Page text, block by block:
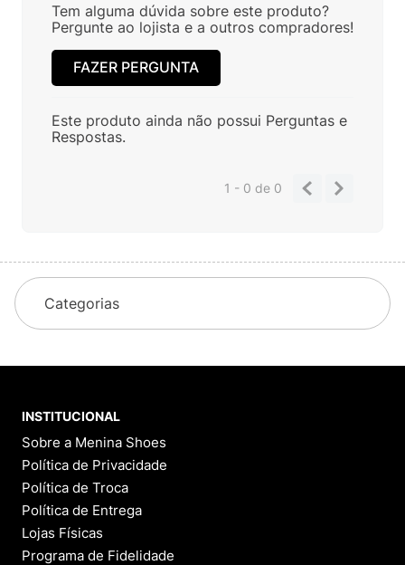
Tem alguma dúvida sobre este produto?
Pergunte ao lojista e a outros compradores!
FAZER PERGUNTA
Este produto ainda não possui Perguntas e
Respostas.
1 - 0de 0
Categorias
INSTITUCIONAL
Sobre a Menina Shoes
Política de Privacidade
Política de Troca
Política de Entrega
Lojas Físicas
Programa de Fidelidade